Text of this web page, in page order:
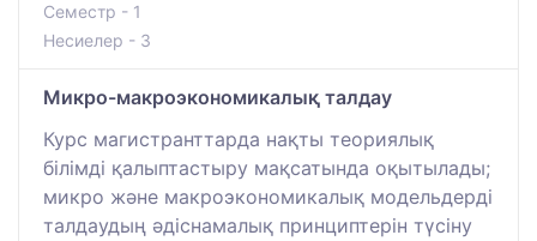
Семестр - 1
Несиелер - 3
Микро-макроэкономикалық талдау
Курс магистранттарда нақты теориялық
білімді қалыптастыру мақсатында оқытылады;
микро және макроэкономикалық модельдерді
талдаудың әдіснамалық принциптерін түсіну